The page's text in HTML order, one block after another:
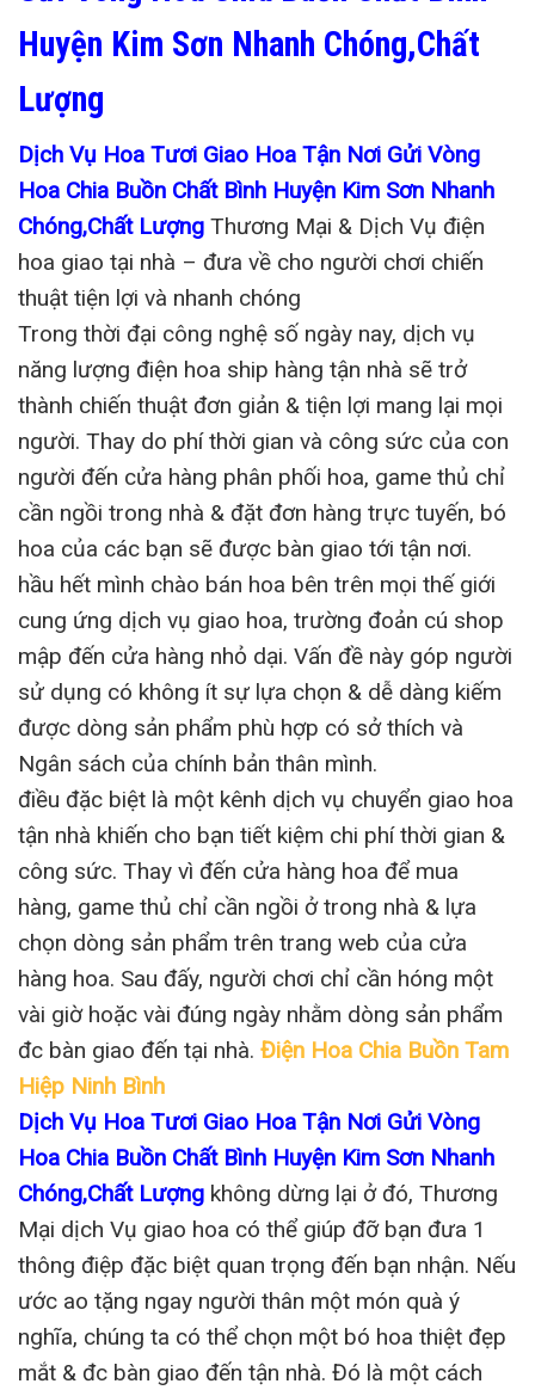
Huyện Kim Sơn Nhanh Chóng,Chất
Lượng
Dịch Vụ Hoa Tươi Giao Hoa Tận Nơi Gửi Vòng
Hoa Chia Buồn Chất Bình Huyện Kim Sơn Nhanh
Chóng,Chất Lượng Thương Mại & Dịch Vụ điện
hoa giao tại nhà – đưa về cho người chơi chiến
thuật tiện lợi và nhanh chóng
Trong thời đại công nghệ số ngày nay, dịch vụ
năng lượng điện hoa ship hàng tận nhà sẽ trở
thành chiến thuật đơn giản & tiện lợi mang lại mọi
người. Thay do phí thời gian và công sức của con
người đến cửa hàng phân phối hoa, game thủ chỉ
cần ngồi trong nhà & đặt đơn hàng trực tuyến, bó
hoa của các bạn sẽ được bàn giao tới tận nơi.
hầu hết mình chào bán hoa bên trên mọi thế giới
cung ứng dịch vụ giao hoa, trường đoản cú shop
mập đến cửa hàng nhỏ dại. Vấn đề này góp người
sử dụng có không ít sự lựa chọn & dễ dàng kiếm
được dòng sản phẩm phù hợp có sở thích và
Ngân sách của chính bản thân mình.
điều đặc biệt là một kênh dịch vụ chuyển giao hoa
tận nhà khiến cho bạn tiết kiệm chi phí thời gian &
công sức. Thay vì đến cửa hàng hoa để mua
hàng, game thủ chỉ cần ngồi ở trong nhà & lựa
chọn dòng sản phẩm trên trang web của cửa
hàng hoa. Sau đấy, người chơi chỉ cần hóng một
vài giờ hoặc vài đúng ngày nhằm dòng sản phẩm
đc bàn giao đến tại nhà. Điện Hoa Chia Buồn Tam
Hiệp Ninh Bình
Dịch Vụ Hoa Tươi Giao Hoa Tận Nơi Gửi Vòng
Hoa Chia Buồn Chất Bình Huyện Kim Sơn Nhanh
Chóng,Chất Lượng không dừng lại ở đó, Thương
Mại dịch Vụ giao hoa có thể giúp đỡ bạn đưa 1
thông điệp đặc biệt quan trọng đến bạn nhận. Nếu
ước ao tặng ngay người thân một món quà ý
nghĩa, chúng ta có thể chọn một bó hoa thiệt đẹp
mắt & đc bàn giao đến tận nhà. Đó là một cách